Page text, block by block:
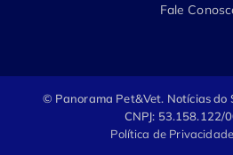
Fale
© Panorama Pet&Vet. Notícias do
CNPJ: 53.158.122/
Política de Privacidade